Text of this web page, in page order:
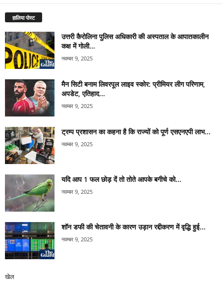
हालिया पोस्ट
उत्तरी कैरोलिना पुलिस अधिकारी की अस्पताल के आपातकालीन
कक्ष में गोली...
नवम्बर 9, 2025
मैन सिटी बनाम लिवरपूल लाइव स्कोर: प्रीमियर लीग परिणाम,
अपडेट, एतिहाद...
नवम्बर 9, 2025
ट्रम्प प्रशासन का कहना है कि राज्यों को पूर्ण एसएनएपी लाभ...
नवम्बर 9, 2025
यदि आप 1 फल छोड़ दें तो तोते आपके बगीचे को...
नवम्बर 9, 2025
शॉन डफी की चेतावनी के कारण उड़ान रद्दीकरण में वृद्धि हुई...
नवम्बर 9, 2025
खेल